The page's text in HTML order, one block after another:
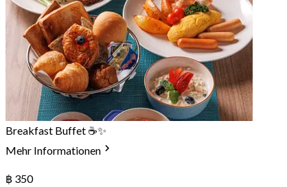
Breakfast Buffet ☕✨
Mehr Informationen
฿ 350